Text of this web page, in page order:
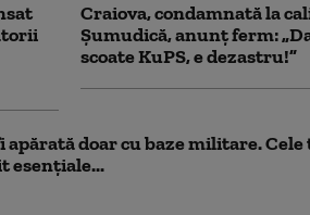
Craiova, condamnată la
Șumudică, anunț ferm:
scoate KuPS, e dezastru!”
apărată doar cu baze militare.
esențiale...